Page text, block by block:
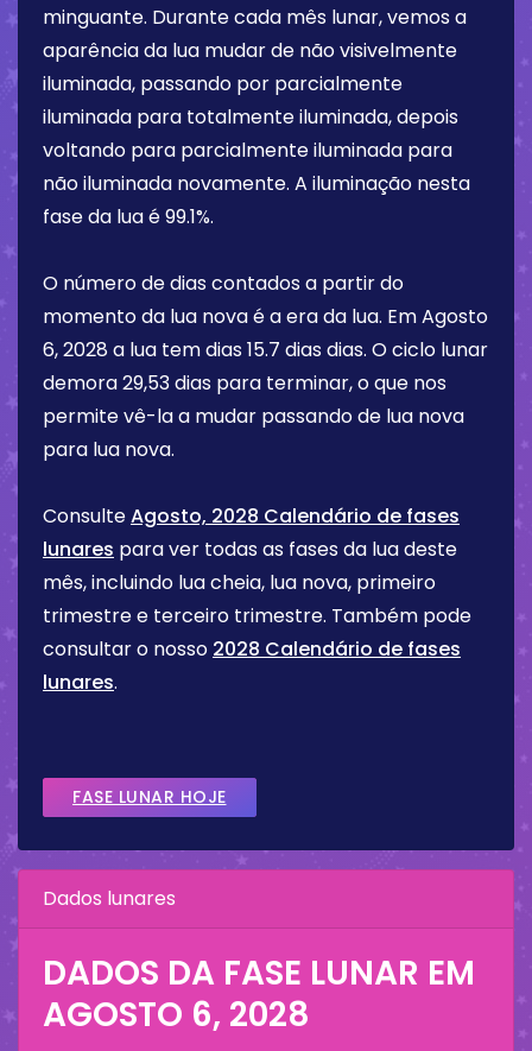
minguante. Durante cada mês lunar, vemos a
aparência da lua mudar de não visivelmente
iluminada, passando por parcialmente
iluminada para totalmente iluminada, depois
voltando para parcialmente iluminada para
não iluminada novamente. A iluminação nesta
fase da lua é99.1%.
O número de dias contados a partir do
momento da lua nova é a era da lua. EmAgosto
6, 2028 a lua tem dias 15.7 dias dias. O ciclo lunar
demora 29,53 dias para terminar, o que nos
permite vê-la a mudar passando de lua nova
para lua nova.
ConsulteAgosto, 2028 Calendário de fases
lunares para ver todas as fases da lua deste
mês, incluindo lua cheia, lua nova, primeiro
trimestre e terceiro trimestre. Também pode
consultar o nosso 2028 Calendário de fases
lunares.
FASE LUNAR HOJE
Dados lunares
DADOS DA FASE LUNAR EM
AGOSTO 6, 2028